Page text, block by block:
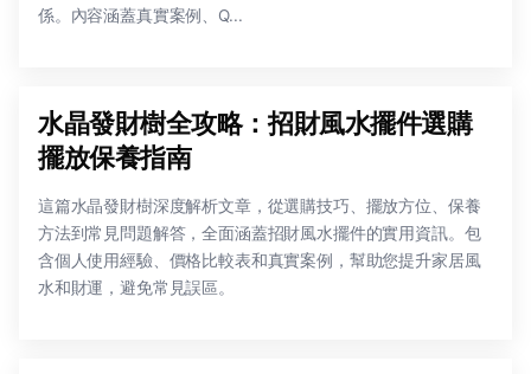
係。內容涵蓋真實案例、Q...
水晶發財樹全攻略：招財風水擺件選購
擺放保養指南
這篇水晶發財樹深度解析文章，從選購技巧、擺放方位、保養
方法到常見問題解答，全面涵蓋招財風水擺件的實用資訊。包
含個人使用經驗、價格比較表和真實案例，幫助您提升家居風
水和財運，避免常見誤區。